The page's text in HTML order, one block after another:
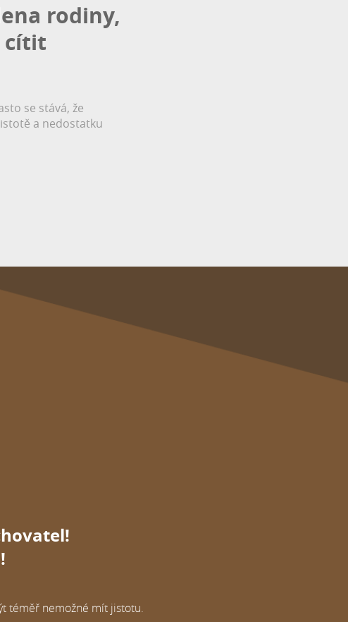
rodiny,
cítit
se stává, že
a nedostatku
téměř nemožné mít jistotu.